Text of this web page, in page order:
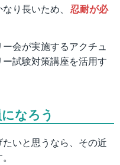
り長いため、 忍耐が必
会が実施するアクチュ
試験対策講座を活用す
なろう
いと思うなら、その近